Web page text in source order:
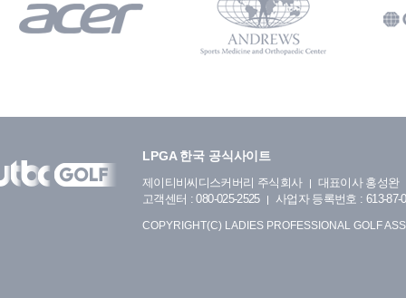
LPGA 한국 공식사이트
제이티비씨디스커버리 주식회사
대표이사 홍성완
고객센터 : 080-025-2525
사업자 등록번호 : 613-87-
COPYRIGHT(C) LADIES PROFESSIONAL GOLF